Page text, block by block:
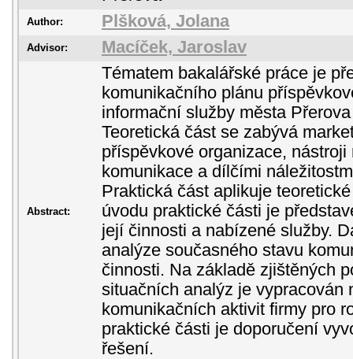
Author: Plšková, Jolana
Advisor: Macíček, Jaroslav
Abstract:
Tématem bakalářské práce je
komunikačního plánu
informační služby města
Teoretická část se zabývá
příspěvkové organizace, nástroji
komunikace a dílčími
Praktická část aplikuje
úvodu praktické části je
její činnosti a nabízené služby.
analýze současného stavu
činnosti. Na základě zjištěných
situačních analýz je vypracován
komunikačních aktivit firmy pro
praktické části je doporučení
řešení.